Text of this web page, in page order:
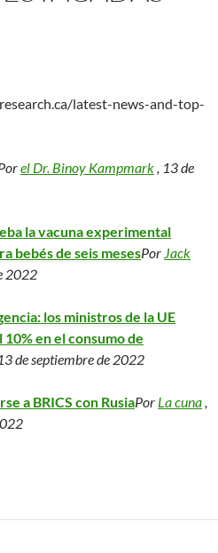
latest-news-and-top-
el Dr. Binoy Kampmark, 13 de
la vacuna experimental
bebés de seis mesesPor Jack
2022
los ministros de la UE
en el consumo de
de septiembre de 2022
a BRICS con RusiaPor La cuna,
Últimas noticias e historias